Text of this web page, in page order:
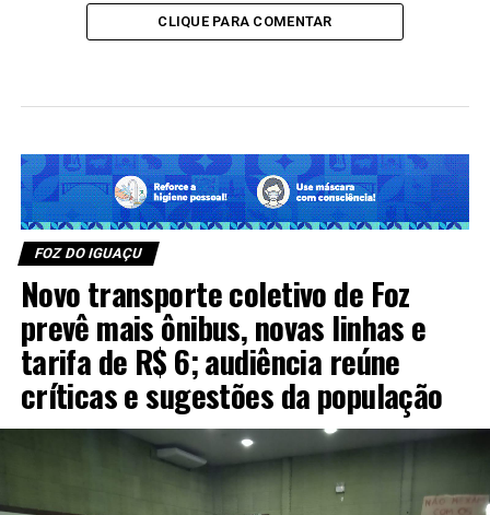
CLIQUE PARA COMENTAR
FOZ DO IGUAÇU
Novo transporte coletivo de Foz
prevê mais ônibus, novas linhas e
tarifa de R$ 6; audiência reúne
críticas e sugestões da população